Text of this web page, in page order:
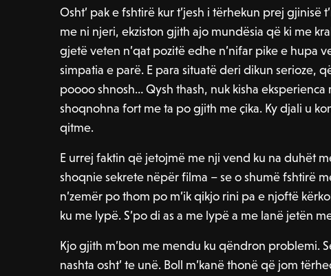
Osht’ pak e fshtirë kur t’jesh i tërhekun prej gjinisë
me ni njeri, ekziston gjith ajo mundësia që ki me
gjetë veten n’qat pozitë edhe n’nifar pike e hupa
simpatia e parë. E para situatë deri dikun serioze,
poooo shnosh… Qysh thash, nuk kisha eksperienca
shoqnohna fort me ta po gjith me çika. Ky djali u
qitme.
E urrej faktin që jetojmë me nji vend ku na duhët
shoqnie sekrete nëpër filma – se o shumë fshtirë
n’zemër po thom po m’ik qikjo rini pa e njoftë
ku me lypë. S’po di as a me lypë a me lanë jetën
Kjo gjith m’bon me mendu ku qëndron problemi.
nashta osht’ te unë. Boll m’kanë thonë që jom